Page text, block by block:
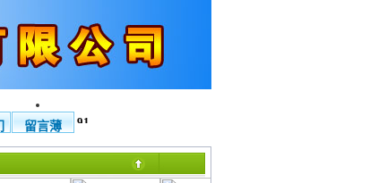
留言薄